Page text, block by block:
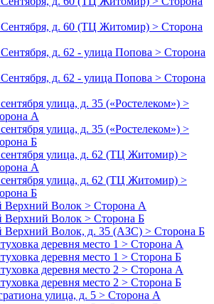
Сентября, д. 60 (ТЦ Житомир) > Сторона
д. 62 - улица Попова > Сторона
д. 62 - улица Попова > Сторона
улица, д. 35 («Ростелеком») >
А
улица, д. 35 («Ростелеком») >
Б
улица, д. 62 (ТЦ Житомир) >
А
улица, д. 62 (ТЦ Житомир) >
Б
Верхний Волок > Сторона А
Верхний Волок > Сторона Б
Верхний Волок, д. 35 (АЗС) > Сторона Б
деревня место 1 > Сторона А
деревня место 1 > Сторона Б
деревня место 2 > Сторона А
деревня место 2 > Сторона Б
улица, д. 5 > Сторона А